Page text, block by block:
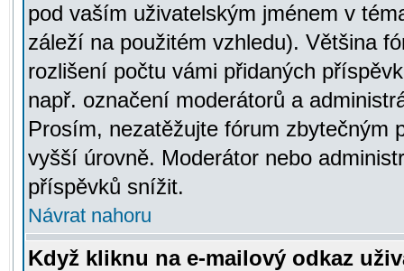
pod vaším uživatelským jménem v
záleží na použitém vzhledu). Většina
rozlišení počtu vámi přidaných
např. označení moderátorů a
Prosím, nezatěžujte fórum zbytečným
vyšší úrovně. Moderátor nebo
příspěvků snížit.
Návrat nahoru
Když kliknu na e-mailový odkaz